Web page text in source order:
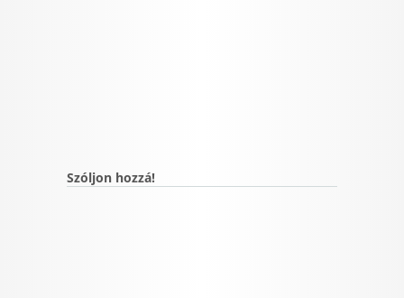
Szóljon hozzá!